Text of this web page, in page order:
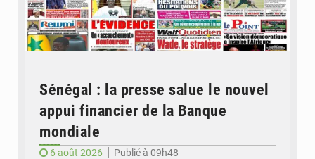
Sénégal : la presse salue le nouvel
appui financier de la Banque
mondiale
6 août 2026
Publié à 09h48